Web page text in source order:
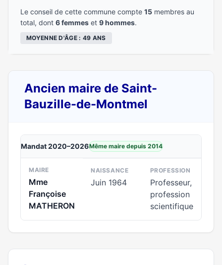
Le conseil de cette commune compte 15 membres au
total, dont 6 femmes et 9 hommes.
MOYENNE D'ÂGE : 49 ANS
Ancien maire de Saint-
Bauzille-de-Montmel
Mandat 2020–2026Même maire depuis 2014
MAIRE
Mme
Françoise
MATHERON
NAISSANCE
Juin 1964
PROFESSION
Professeur,
profession
scientifique